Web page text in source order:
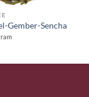
Gember-Sencha